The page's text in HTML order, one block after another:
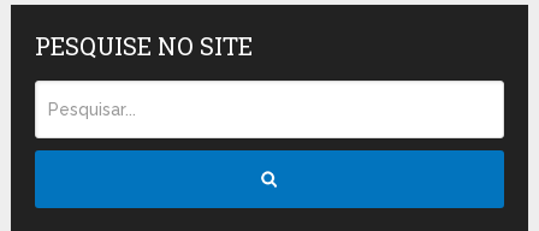
PESQUISE NO SITE